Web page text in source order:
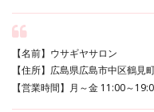
【名前】ウサギヤサロン
【住所】広島県広島市中区鶴見
【営業時間】月～金 11:00～